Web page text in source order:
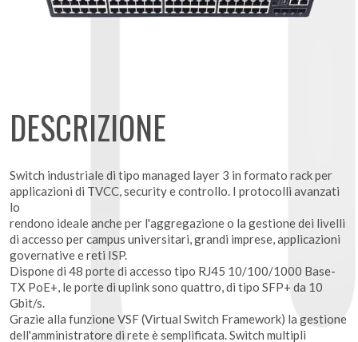
DESCRIZIONE
Switch industriale di tipo managed layer 3 in formato rack per
applicazioni di TVCC, security e controllo. I protocolli avanzati
lo
rendono ideale anche per l'aggregazione o la gestione dei livelli
di accesso per campus universitari, grandi imprese, applicazioni
governative e reti ISP.
Dispone di 48 porte di accesso tipo RJ45 10/100/1000 Base-
TX PoE+, le porte di uplink sono quattro, di tipo SFP+ da 10
Gbit/s.
Grazie alla funzione VSF (Virtual Switch Framework) la gestione
dell'amministratore di rete è semplificata. Switch multipli